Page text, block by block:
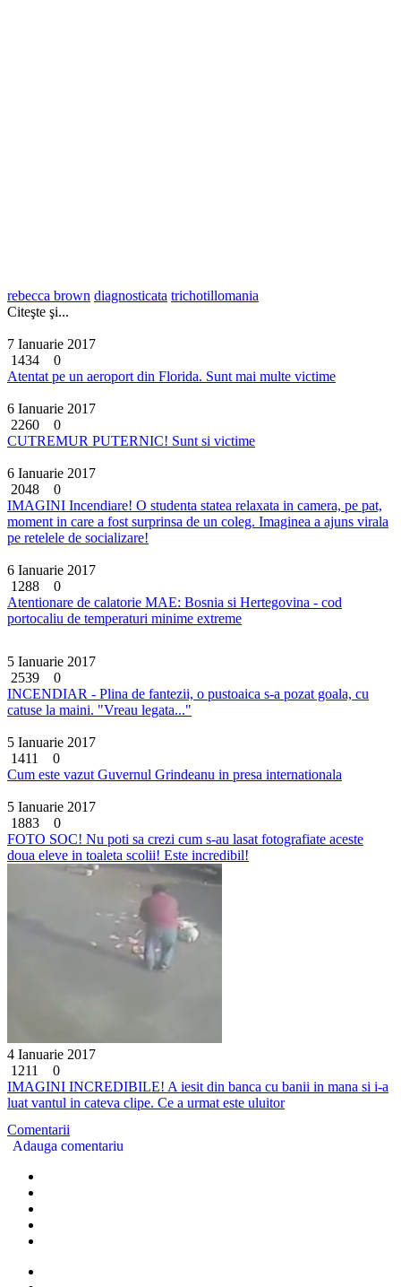
rebecca brown diagnosticata trichotillomania
Citeşte şi...
7 Ianuarie 2017
1434
0
Atentat pe un aeroport din Florida. Sunt mai multe victime
6 Ianuarie 2017
2260
0
CUTREMUR PUTERNIC! Sunt si victime
6 Ianuarie 2017
2048
0
IMAGINI Incendiare! O studenta statea relaxata in camera, pe pat,
moment in care a fost surprinsa de un coleg. Imaginea a ajuns virala
pe retelele de socializare!
6 Ianuarie 2017
1288
0
Atentionare de calatorie MAE: Bosnia si Hertegovina - cod
portocaliu de temperaturi minime extreme
5 Ianuarie 2017
2539
0
INCENDIAR - Plina de fantezii, o pustoaica s-a pozat goala, cu
catuse la maini. "Vreau legata..."
5 Ianuarie 2017
1411
0
Cum este vazut Guvernul Grindeanu in presa internationala
5 Ianuarie 2017
1883
0
FOTO SOC! Nu poti sa crezi cum s-au lasat fotografiate aceste
doua eleve in toaleta scolii! Este incredibil!
4 Ianuarie 2017
1211
0
IMAGINI INCREDIBILE! A iesit din banca cu banii in mana si i-a
luat vantul in cateva clipe. Ce a urmat este uluitor
Comentarii
Adauga comentariu